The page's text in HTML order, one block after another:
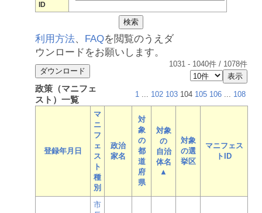
ID
利用方法、 FAQを閲覧のうえダ
ウンロードをお願いします。
1031 - 1040件 / 1078件
政策（マニフェ
スト）一覧
1 ... 102 103 104 105 106 ... 108
登録年月日
マ
ニ
フ
ェ
ス
ト
種
別
政治
家名
対
象
の
都
道
府
県
対象
の
自治
体名
▲
対象
の選
挙区
マニフェス
トID
市